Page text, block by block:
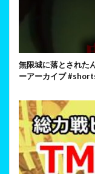
無限城に落とされた
ーアーカイブ